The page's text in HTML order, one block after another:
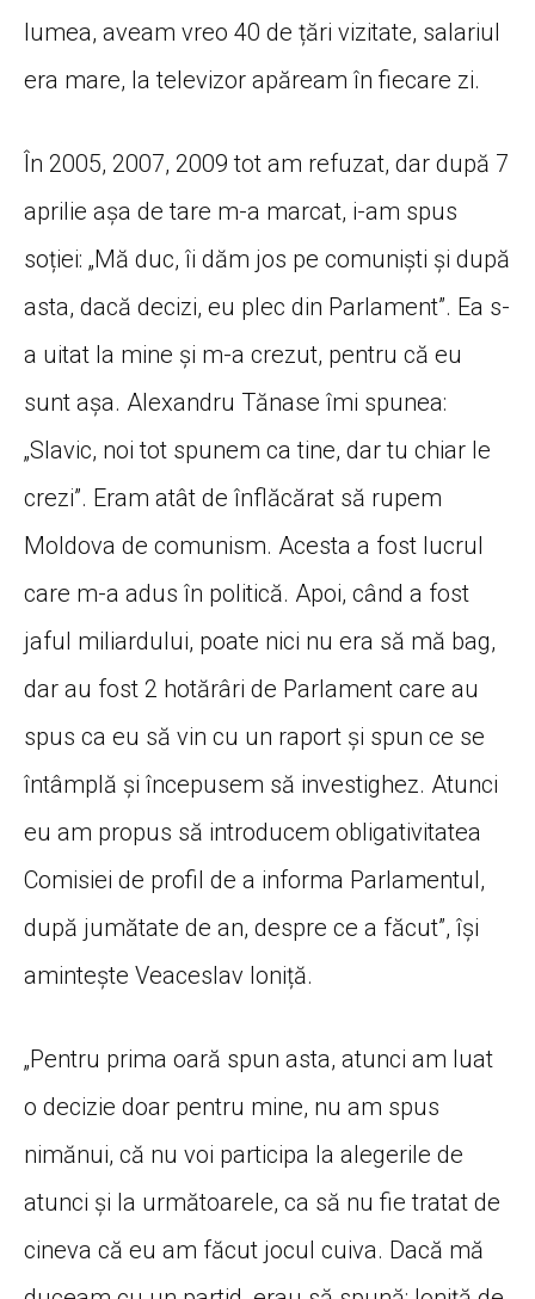
lumea, aveam vreo 40 de țări vizitate, salariul
era mare, la televizor apăream în fiecare zi.
În 2005, 2007, 2009 tot am refuzat, dar după 7
aprilie așa de tare m-a marcat, i-am spus
soției: „Mă duc, îi dăm jos pe comuniști și după
asta, dacă decizi, eu plec din Parlament”. Ea s-
a uitat la mine și m-a crezut, pentru că eu
sunt așa. Alexandru Tănase îmi spunea:
„Slavic, noi tot spunem ca tine, dar tu chiar le
crezi”. Eram atât de înflăcărat să rupem
Moldova de comunism. Acesta a fost lucrul
care m-a adus în politică. Apoi, când a fost
jaful miliardului, poate nici nu era să mă bag,
dar au fost 2 hotărâri de Parlament care au
spus ca eu să vin cu un raport și spun ce se
întâmplă și începusem să investighez. Atunci
eu am propus să introducem obligativitatea
Comisiei de profil de a informa Parlamentul,
după jumătate de an, despre ce a făcut”, își
amintește Veaceslav Ioniță.
„Pentru prima oară spun asta, atunci am luat
o decizie doar pentru mine, nu am spus
nimănui, că nu voi participa la alegerile de
atunci și la următoarele, ca să nu fie tratat de
cineva că eu am făcut jocul cuiva. Dacă mă